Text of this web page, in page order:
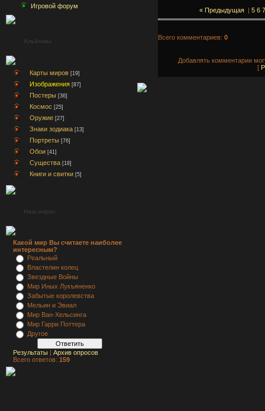
Игровой форум
Альбомы
Карты миров [19]
Изображения [87]
Постеры [36]
Космос [25]
Оружие [27]
Знаки зодиака [13]
Портреты [76]
Обои [41]
Существа [18]
Книги и свитки [5]
Наш опрос
Какой мир Вы считаете наиболее
интересным?
Реальный
Властелин колец
Звездные Войны
Мир Иных Лукъяненко
Забытые королевства
Мельин и Эвиал
Мир Ван-Хельсинга
Мир Гарри Поттера
Другое
Результаты | Архив опросов
Всего ответов: 159
« Предыдущая| 5 6 7
Всего комментариев: 0
Добавлять комментарии
[